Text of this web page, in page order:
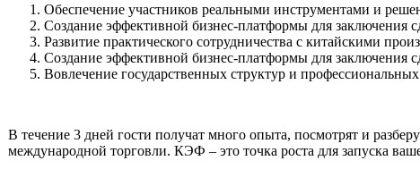
Обеспечение участников реальными инструментами и
Создание эффективной бизнес-платформы для заключения
Развитие практического сотрудничества с китайскими
Создание эффективной бизнес-платформы для заключения
Вовлечение государственных структур и
В течение 3 дней гости получат много опыта, посмотрят и
международной торговли. КЭФ – это точка роста для запуска